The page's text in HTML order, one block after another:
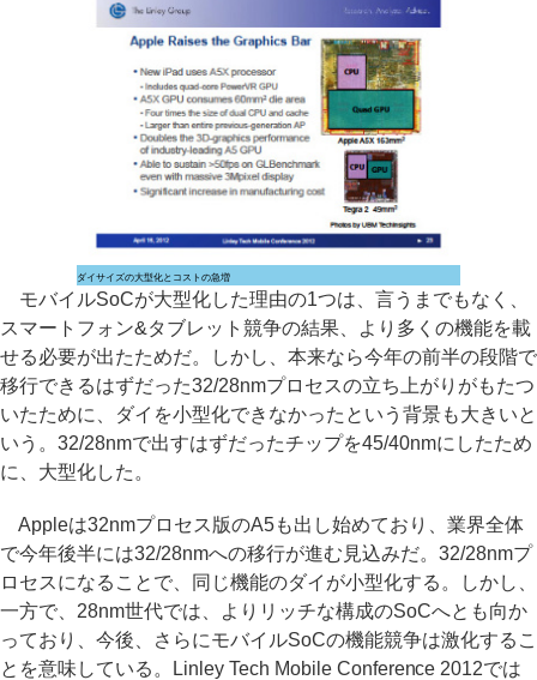
ダイサイズの大型化とコストの急増
モバイルSoCが大型化した理由の1つは、言うまでもなく、
スマートフォン&タブレット競争の結果、より多くの機能を載
せる必要が出たためだ。しかし、本来なら今年の前半の段階で
移行できるはずだった32/28nmプロセスの立ち上がりがもたつ
いたために、ダイを小型化できなかったという背景も大きいと
いう。32/28nmで出すはずだったチップを45/40nmにしたため
に、大型化した。
Appleは32nmプロセス版のA5も出し始めており、業界全体
で今年後半には32/28nmへの移行が進む見込みだ。32/28nmプ
ロセスになることで、同じ機能のダイが小型化する。しかし、
一方で、28nm世代では、よりリッチな構成のSoCへとも向か
っており、今後、さらにモバイルSoCの機能競争は激化するこ
とを意味している。Linley Tech Mobile Conference 2012では